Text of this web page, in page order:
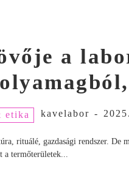
a
etika kavelabor -
rituálé, gazdasági rendszer. De
a termőterületek...